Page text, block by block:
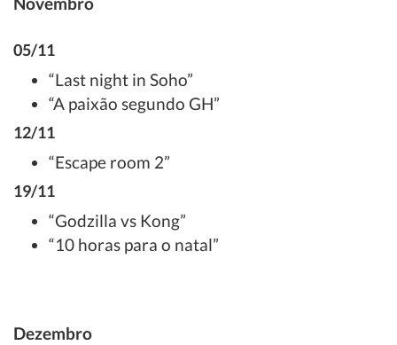
05/11
“Last night in Soho”
“A paixão segundo GH”
12/11
“Escape room 2”
19/11
“Godzilla vs Kong”
“10 horas para o natal”
Dezembro